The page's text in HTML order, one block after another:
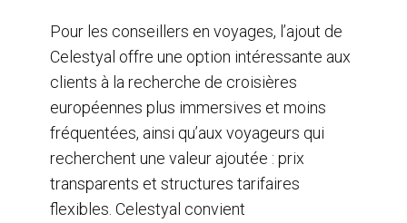
Pour les conseillers en voyages, l’ajout de
Celestyal offre une option intéressante aux
clients à la recherche de croisières
européennes plus immersives et moins
fréquentées, ainsi qu’aux voyageurs qui
recherchent une valeur ajoutée : prix
transparents et structures tarifaires
flexibles. Celestyal convient